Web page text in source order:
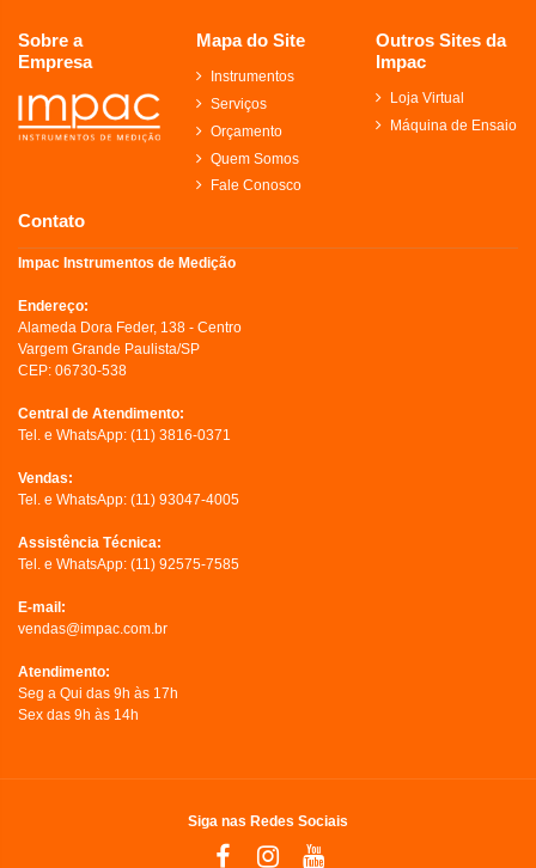
Sobre a
Empresa
Mapa do Site
Instrumentos
Serviços
Orçamento
Quem Somos
Fale Conosco
Outros Sites da
Impac
Loja Virtual
Máquina de Ensaio
Contato
Impac Instrumentos de Medição
Endereço:
Alameda Dora Feder, 138 - Centro
Vargem Grande Paulista/SP
CEP: 06730-538
Central de Atendimento:
Tel. e WhatsApp: (11) 3816-0371
Vendas:
Tel. e WhatsApp: (11) 93047-4005
Assistência Técnica:
Tel. e WhatsApp: (11) 92575-7585
E-mail:
vendas@impac.com.br
Atendimento:
Seg a Qui das 9h às 17h
Sex das 9h às 14h
Siga nas Redes Sociais